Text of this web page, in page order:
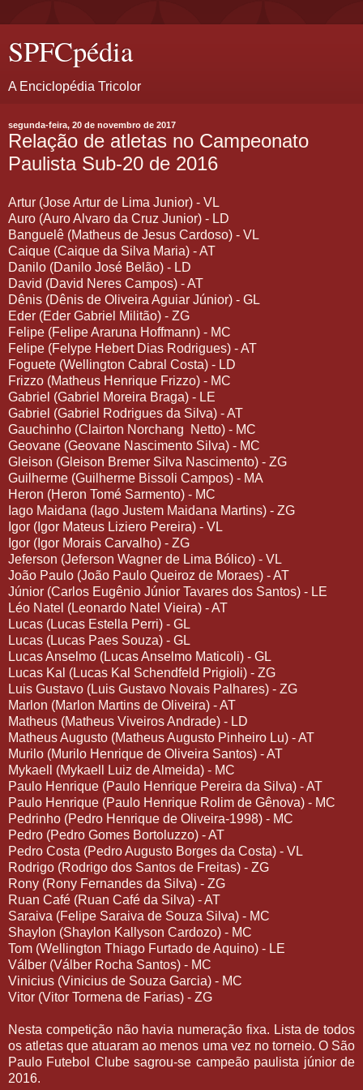
SPFCpédia
A Enciclopédia Tricolor
segunda-feira, 20 de novembro de 2017
Relação de atletas no Campeonato
Paulista Sub-20 de 2016
Artur (Jose Artur de Lima Junior) - VL
Auro (Auro Alvaro da Cruz Junior) - LD
Banguelê (Matheus de Jesus Cardoso) - VL
Caique (Caique da Silva Maria) - AT
Danilo (Danilo José Belão) - LD
David (David Neres Campos) - AT
Dênis (Dênis de Oliveira Aguiar Júnior) - GL
Eder (Eder Gabriel Militão) - ZG
Felipe (Felipe Araruna Hoffmann) - MC
Felipe (Felype Hebert Dias Rodrigues) - AT
Foguete (Wellington Cabral Costa) - LD
Frizzo (Matheus Henrique Frizzo) - MC
Gabriel (Gabriel Moreira Braga) - LE
Gabriel (Gabriel Rodrigues da Silva) - AT
Gauchinho (Clairton Norchang Netto) - MC
Geovane (Geovane Nascimento Silva) - MC
Gleison (Gleison Bremer Silva Nascimento) - ZG
Guilherme (Guilherme Bissoli Campos) - MA
Heron (Heron Tomé Sarmento) - MC
Iago Maidana (Iago Justem Maidana Martins) - ZG
Igor (Igor Mateus Liziero Pereira) - VL
Igor (Igor Morais Carvalho) - ZG
Jeferson (Jeferson Wagner de Lima Bólico) - VL
João Paulo (João Paulo Queiroz de Moraes) - AT
Júnior (Carlos Eugênio Júnior Tavares dos Santos) - LE
Léo Natel (Leonardo Natel Vieira) - AT
Lucas (Lucas Estella Perri) - GL
Lucas (Lucas Paes Souza) - GL
Lucas Anselmo (Lucas Anselmo Maticoli) - GL
Lucas Kal (Lucas Kal Schendfeld Prigioli) - ZG
Luis Gustavo (Luis Gustavo Novais Palhares) - ZG
Marlon (Marlon Martins de Oliveira) - AT
Matheus (Matheus Viveiros Andrade) - LD
Matheus Augusto (Matheus Augusto Pinheiro Lu) - AT
Murilo (Murilo Henrique de Oliveira Santos) - AT
Mykaell (Mykaell Luiz de Almeida) - MC
Paulo Henrique (Paulo Henrique Pereira da Silva) - AT
Paulo Henrique (Paulo Henrique Rolim de Gênova) - MC
Pedrinho (Pedro Henrique de Oliveira-1998) - MC
Pedro (Pedro Gomes Bortoluzzo) - AT
Pedro Costa (Pedro Augusto Borges da Costa) - VL
Rodrigo (Rodrigo dos Santos de Freitas) - ZG
Rony (Rony Fernandes da Silva) - ZG
Ruan Café (Ruan Café da Silva) - AT
Saraiva (Felipe Saraiva de Souza Silva) - MC
Shaylon (Shaylon Kallyson Cardozo) - MC
Tom (Wellington Thiago Furtado de Aquino) - LE
Válber (Válber Rocha Santos) - MC
Vinicius (Vinicius de Souza Garcia) - MC
Vitor (Vitor Tormena de Farias) - ZG
Nesta competição não havia numeração fixa. Lista de todos
os atletas que atuaram ao menos uma vez no torneio. O São
Paulo Futebol Clube sagrou-se campeão paulista júnior de
2016.